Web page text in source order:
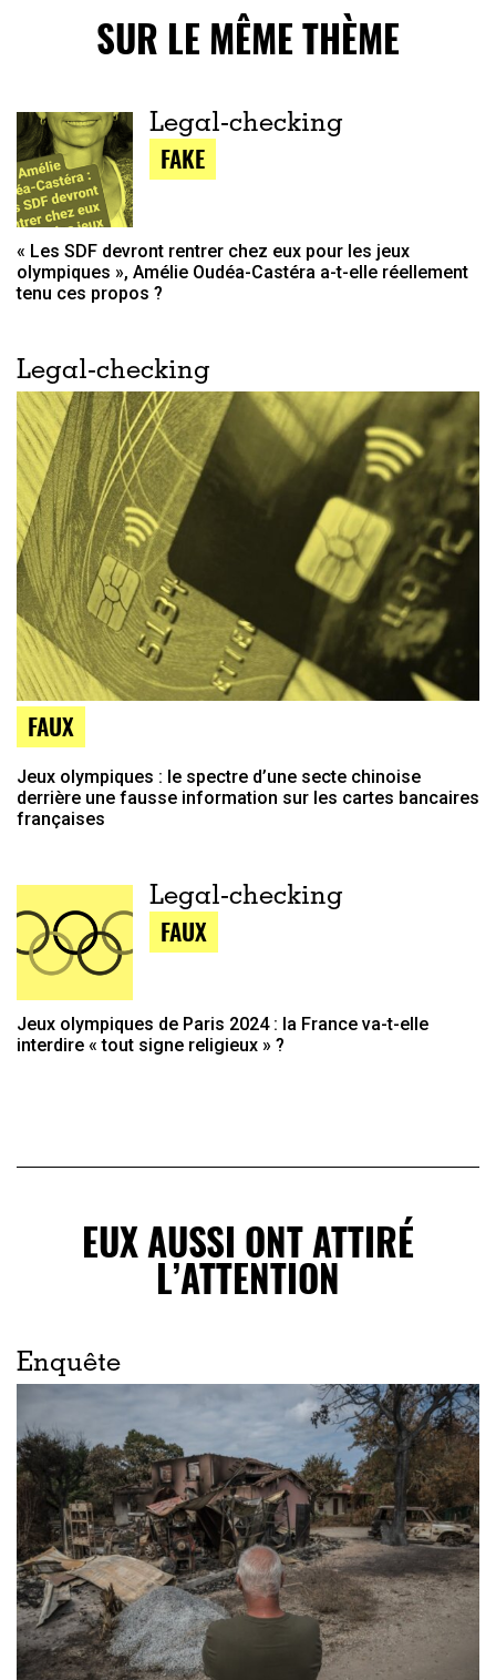
SUR LE MÊME THÈME
Legal-checking
FAKE
« Les SDF devront rentrer chez eux pour les jeux
olympiques », Amélie Oudéa-Castéra a-t-elle réellement
tenu ces propos ?
Legal-checking
FAUX
Jeux olympiques : le spectre d’une secte chinoise
derrière une fausse information sur les cartes bancaires
françaises
Legal-checking
FAUX
Jeux olympiques de Paris 2024 : la France va-t-elle
interdire « tout signe religieux » ?
EUX AUSSI ONT ATTIRÉ
L’ATTENTION
Enquête